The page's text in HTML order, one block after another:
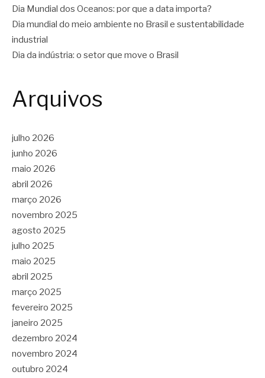
Dia Mundial dos Oceanos: por que a data importa?
Dia mundial do meio ambiente no Brasil e sustentabilidade
industrial
Dia da indústria: o setor que move o Brasil
Arquivos
julho 2026
junho 2026
maio 2026
abril 2026
março 2026
novembro 2025
agosto 2025
julho 2025
maio 2025
abril 2025
março 2025
fevereiro 2025
janeiro 2025
dezembro 2024
novembro 2024
outubro 2024